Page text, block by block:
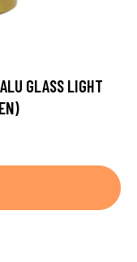
GLASS LIGHT